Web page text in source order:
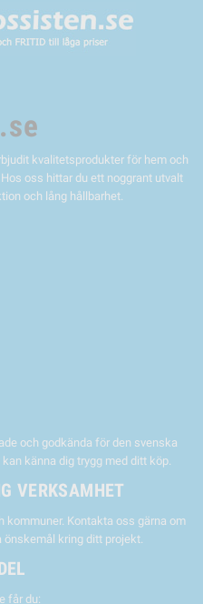
kvalitetsprodukter för hem och
oss hittar du ett noggrant utvalt
och lång hållbarhet.
och godkända för den svenska
känna dig trygg med ditt köp.
VERKSAMHET
kommuner. Kontakta oss gärna om
kring ditt projekt.
får du: